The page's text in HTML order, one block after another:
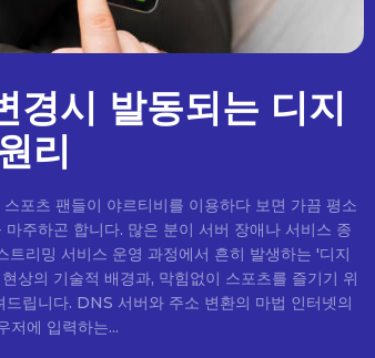
경시 발동되는 디지
리
포츠 팬들이 야르티비를 이용하다 보면 가끔 평소
주하곤 합니다. 많은 분이 서버 장애나 서비스 종
트리밍 서비스 운영 과정에서 흔히 발생하는 '디지
상의 기술적 배경과, 막힘없이 스포츠를 즐기기 위
의 마법 인터넷의
저에 입력하는...